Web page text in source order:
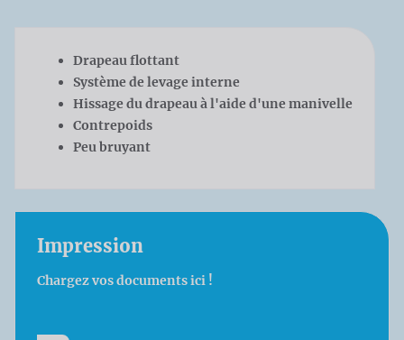
Drapeau flottant
Système de levage interne
Hissage du drapeau à l'aide d'une manivelle
Contrepoids
Peu bruyant
Impression
Chargez vos documents ici !